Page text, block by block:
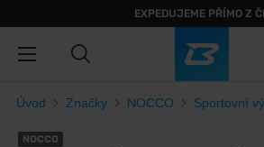
EXPEDUJEME PŘÍMO Z
Úvod Značky NOCCO Sportovní
NOCCO